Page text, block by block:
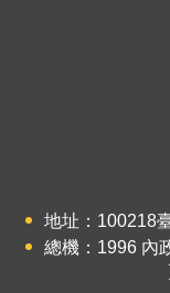
地址：100218
總機：1996 內